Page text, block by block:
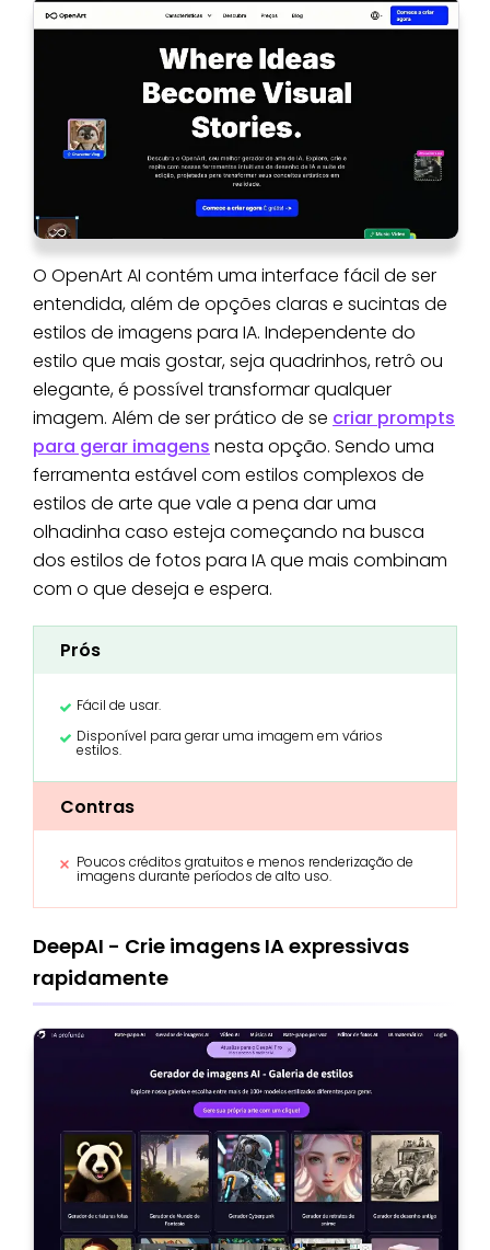
O OpenArt AI contém uma interface fácil de ser
entendida, além de opções claras e sucintas de
estilos de imagens para IA. Independente do
estilo que mais gostar, seja quadrinhos, retrô ou
elegante, é possível transformar qualquer
imagem. Além de ser prático de se criar prompts
para gerar imagens nesta opção. Sendo uma
ferramenta estável com estilos complexos de
estilos de arte que vale a pena dar uma
olhadinha caso esteja começando na busca
dos estilos de fotos para IA que mais combinam
com o que deseja e espera.
Prós
Fácil de usar.
Disponível para gerar uma imagem em vários
estilos.
Contras
Poucos créditos gratuitos e menos renderização de
imagens durante períodos de alto uso.
DeepAI - Crie imagens IA expressivas
rapidamente